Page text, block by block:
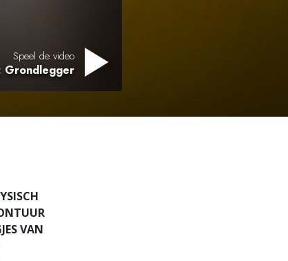
Hulpmiddelen bij het Dagelijks Werk
Ethiek en de Condities
Taakstellingen en Doelen
Speel de video
Grondlegger
VAN